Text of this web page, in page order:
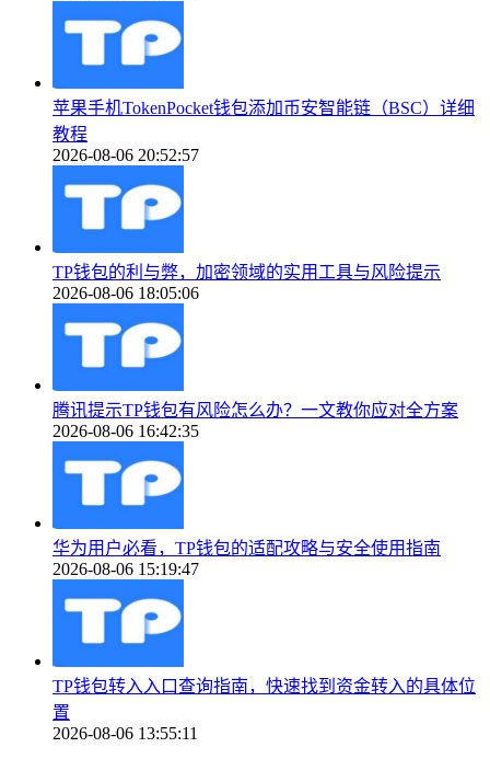
苹果手机TokenPocket钱包添加币安智能链（BSC）详细
教程
2026-08-06 20:52:57
TP钱包的利与弊，加密领域的实用工具与风险提示
2026-08-06 18:05:06
腾讯提示TP钱包有风险怎么办？一文教你应对全方案
2026-08-06 16:42:35
华为用户必看，TP钱包的适配攻略与安全使用指南
2026-08-06 15:19:47
TP钱包转入入口查询指南，快速找到资金转入的具体位
置
2026-08-06 13:55:11